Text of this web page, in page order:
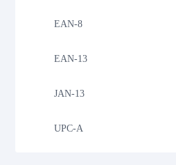
EAN-8
EAN-13
JAN-13
UPC-A